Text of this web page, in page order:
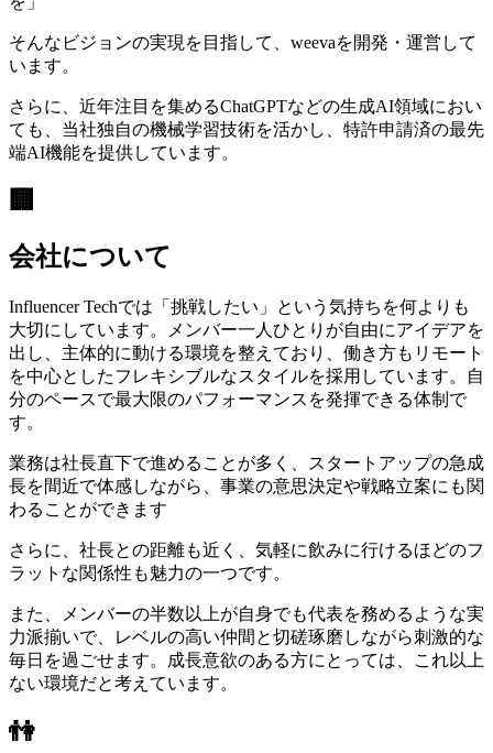
そんなビジョンの実現を目指して、weevaを開発・運営して
います。
さらに、近年注目を集めるChatGPTなどの生成AI領域におい
ても、当社独自の機械学習技術を活かし、特許申請済の最先
端AI機能を提供しています。
🏢
会社について
Influencer Techでは「挑戦したい」という気持ちを何よりも
大切にしています。メンバー一人ひとりが自由にアイデアを
出し、主体的に動ける環境を整えており、働き方もリモート
を中心としたフレキシブルなスタイルを採用しています。自
分のペースで最大限のパフォーマンスを発揮できる体制で
す。
業務は社長直下で進めることが多く、スタートアップの急成
長を間近で体感しながら、事業の意思決定や戦略立案にも関
わることができます
さらに、社長との距離も近く、気軽に飲みに行けるほどのフ
ラットな関係性も魅力の一つです。
また、メンバーの半数以上が自身でも代表を務めるような実
力派揃いで、レベルの高い仲間と切磋琢磨しながら刺激的な
毎日を過ごせます。成長意欲のある方にとっては、これ以上
ない環境だと考えています。
👫